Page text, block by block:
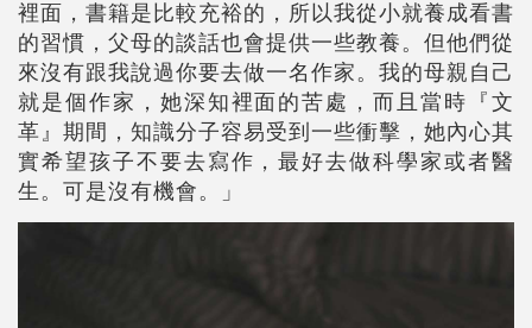
裡面，書籍是比較充裕的，所以我從小就養成看書
的習慣，父母的談話也會提供一些教養。但他們從
來沒有跟我說過你要去做一名作家。我的母親自己
就是個作家，她深知裡面的苦處，而且當時『文
革』期間，知識分子容易受到一些衝擊，她內心其
實希望孩子不要去寫作，最好去做科學家或者醫
生。可是沒有機會。」